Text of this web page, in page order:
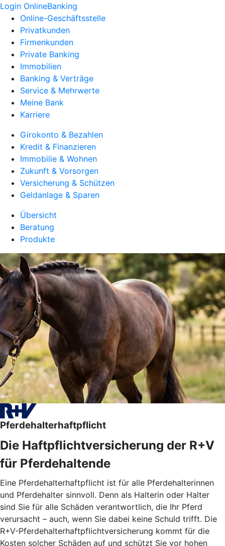
Login OnlineBanking
Online-Geschäftsstelle
Privatkunden
Firmenkunden
Private Banking
Immobilien
Banking & Verträge
Service & Mehrwerte
Meine Bank
Karriere
Girokonto & Bezahlen
Kredit & Finanzieren
Immobilie & Wohnen
Zukunft & Vorsorgen
Versicherung & Schützen
Geldanlage & Sparen
Übersicht
Beratung
Produkte
Pferdehalterhaftpflicht
Die Haftpflichtversicherung der R+V
für Pferdehaltende
Eine Pferdehalterhaftpflicht ist für alle Pferdehalterinnen
und Pferdehalter sinnvoll. Denn als Halterin oder Halter
sind Sie für alle Schäden verantwortlich, die Ihr Pferd
verursacht – auch, wenn Sie dabei keine Schuld trifft. Die
R+V-Pferdehalterhaftpflichtversicherung kommt für die
Kosten solcher Schäden auf und schützt Sie vor hohen